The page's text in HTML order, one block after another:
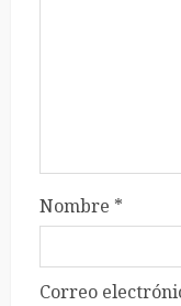
Nombre *
Correo